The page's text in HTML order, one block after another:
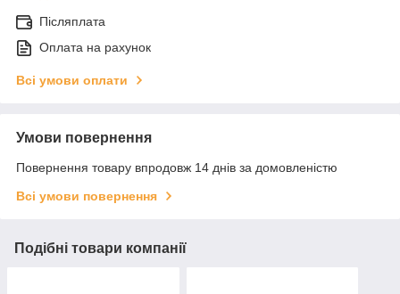
Післяплата
Оплата на рахунок
Всі умови оплати
Умови повернення
Повернення товару впродовж 14 днів за домовленістю
Всі умови повернення
Подібні товари компанії